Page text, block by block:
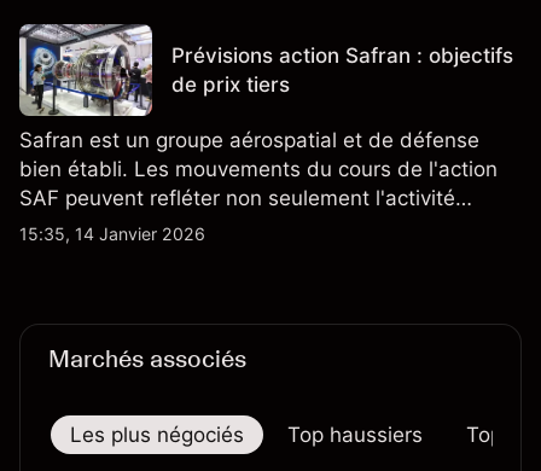
Prévisions action Safran : objectifs
de prix tiers
Safran est un groupe aérospatial et de défense
bien établi. Les mouvements du cours de l'action
SAF peuvent refléter non seulement l'activité
quotidienne du marché, mais aussi la position de
15:35, 14 Janvier 2026
Marchés associés
Les plus négociés Top haussiers Top